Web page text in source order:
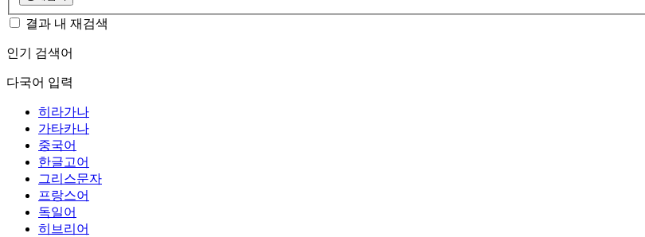
결과 내 재검색
인기 검색어
다국어 입력
히라가나
가타카나
중국어
한글고어
그리스문자
프랑스어
독일어
히브리어